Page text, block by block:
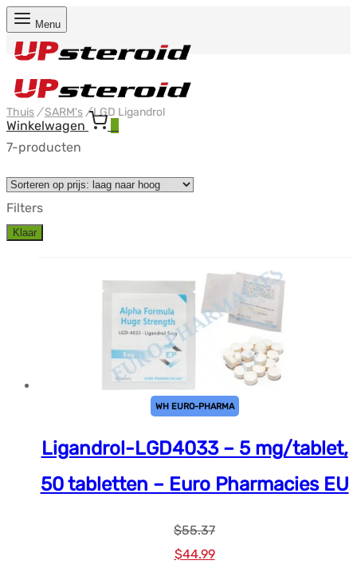
Menu
Winkelwagen
Thuis /SARM's /LGD Ligandrol
7-producten
Filters
Klaar
WH EURO-PHARMA
Ligandrol-LGD4033 – 5 mg/tablet,
50 tabletten – Euro Pharmacies EU
$55.37
Oorspronkelijke
$44.99Huidige